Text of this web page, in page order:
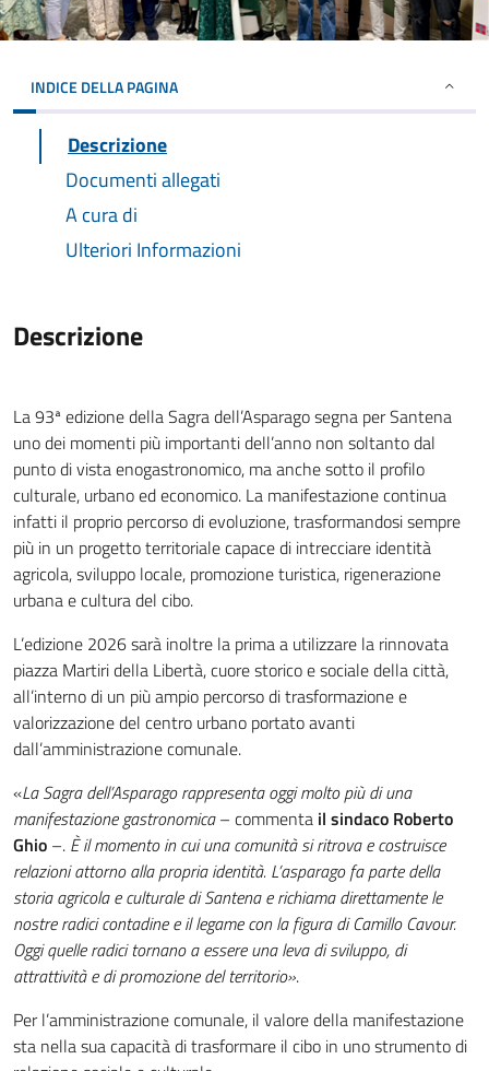
INDICE DELLA PAGINA
Descrizione
Documenti allegati
A cura di
Ulteriori Informazioni
Descrizione
La 93ª edizione della Sagra dell’Asparago segna per Santena
uno dei momenti più importanti dell’anno non soltanto dal
punto di vista enogastronomico, ma anche sotto il profilo
culturale, urbano ed economico. La manifestazione continua
infatti il proprio percorso di evoluzione, trasformandosi sempre
più in un progetto territoriale capace di intrecciare identità
agricola, sviluppo locale, promozione turistica, rigenerazione
urbana e cultura del cibo.
L’edizione 2026 sarà inoltre la prima a utilizzare la rinnovata
piazza Martiri della Libertà, cuore storico e sociale della città,
all’interno di un più ampio percorso di trasformazione e
valorizzazione del centro urbano portato avanti
dall’amministrazione comunale.
«La Sagra dell’Asparago rappresenta oggi molto più di una
manifestazione gastronomica– commenta il sindaco Roberto
Ghio –. È il momento in cui una comunità si ritrova e costruisce
relazioni attorno alla propria identità. L’asparago fa parte della
storia agricola e culturale di Santena e richiama direttamente le
nostre radici contadine e il legame con la figura di Camillo Cavour.
Oggi quelle radici tornano a essere una leva di sviluppo, di
attrattività e di promozione del territorio».
Per l’amministrazione comunale, il valore della manifestazione
sta nella sua capacità di trasformare il cibo in uno strumento di